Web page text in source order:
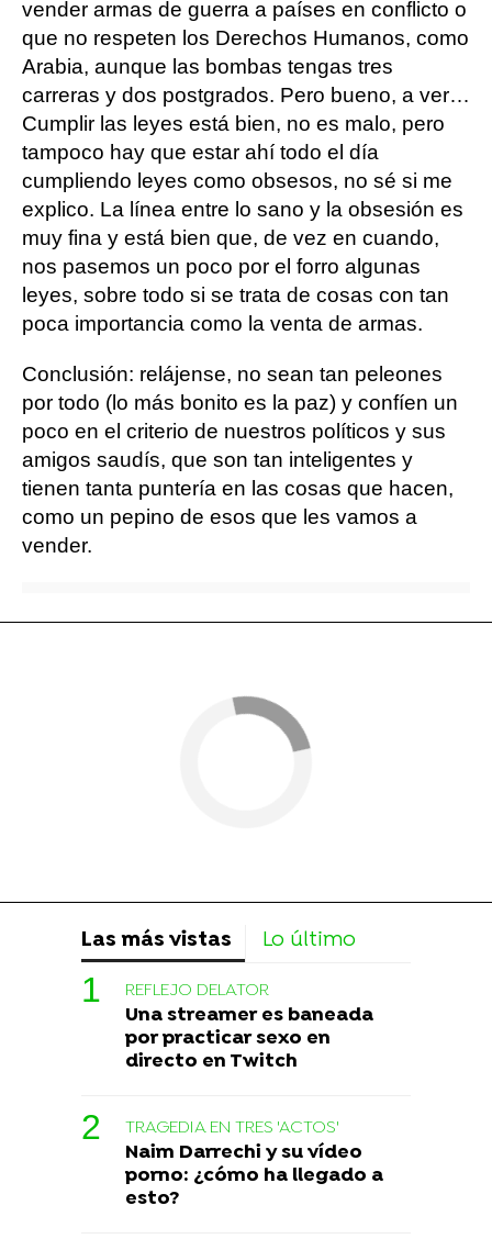
vender armas de guerra a países en conflicto o
que no respeten los Derechos Humanos, como
Arabia, aunque las bombas tengas tres
carreras y dos postgrados. Pero bueno, a ver…
Cumplir las leyes está bien, no es malo, pero
tampoco hay que estar ahí todo el día
cumpliendo leyes como obsesos, no sé si me
explico. La línea entre lo sano y la obsesión es
muy fina y está bien que, de vez en cuando,
nos pasemos un poco por el forro algunas
leyes, sobre todo si se trata de cosas con tan
poca importancia como la venta de armas.
Conclusión: relájense, no sean tan peleones
por todo (lo más bonito es la paz) y confíen un
poco en el criterio de nuestros políticos y sus
amigos saudís, que son tan inteligentes y
tienen tanta puntería en las cosas que hacen,
como un pepino de esos que les vamos a
vender.
Las más vistas Lo último
REFLEJO DELATOR
Una streamer es baneada
por practicar sexo en
directo en Twitch
TRAGEDIA EN TRES 'ACTOS'
Naim Darrechi y su vídeo
porno: ¿cómo ha llegado a
esto?